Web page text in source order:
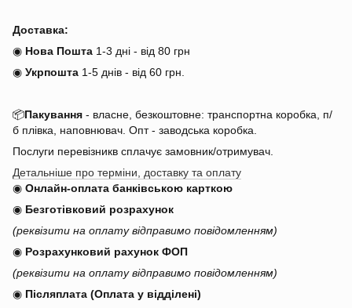
Доставка:
◉ Нова Пошта 1-3 дні - від 80 грн
◉ Укрпошта 1-5 днів - від 60 грн.
📦Пакування - власне, безкоштовне: транспортна коробка, п/
б плівка, наповнювач. Опт - заводська коробка.
Послуги перевізникв сплачує замовник/отримувач.
Детальніше про терміни, доставку та оплату
◉ Онлайн-оплата банківською карткою
◉ Безготівковий розрахунок
(реквізити на оплату відправимо повідомленням)
◉ Розрахунковий рахунок ФОП
(реквізити на оплату відправимо повідомленням)
◉ Післяплата (Оплата у відділені)